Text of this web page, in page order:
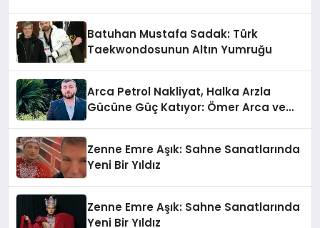
Batuhan Mustafa Sadak: Türk
Taekwondosunun Altın Yumruğu
Arca Petrol Nakliyat, Halka Arzla
Gücüne Güç Katıyor: Ömer Arca ve
Zenne Emre Aşık: Sahne Sanatlarında
Yeni Bir Yıldız
Zenne Emre Aşık: Sahne Sanatlarında
Yeni Bir Yıldız